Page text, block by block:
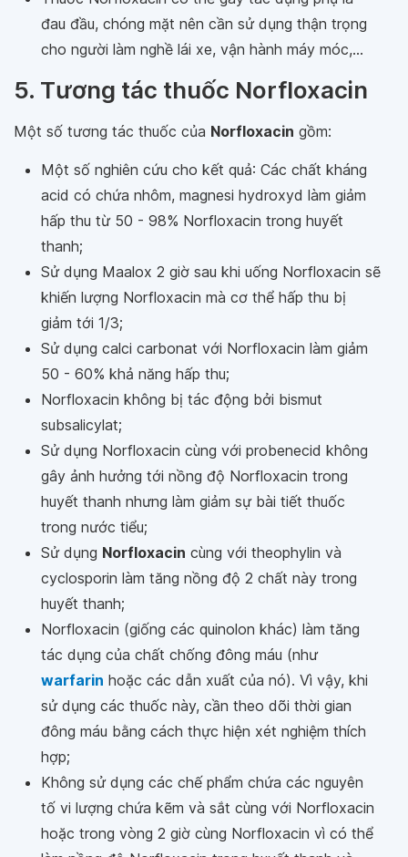
đau đầu, chóng mặt nên cần sử dụng thận trọng
cho người làm nghề lái xe, vận hành máy móc,...
5. Tương tác thuốc Norfloxacin
Một số tương tác thuốc của Norfloxacin gồm:
Một số nghiên cứu cho kết quả: Các chất kháng
acid có chứa nhôm, magnesi hydroxyd làm giảm
hấp thu từ 50 - 98% Norfloxacin trong huyết
thanh;
Sử dụng Maalox 2 giờ sau khi uống Norfloxacin sẽ
khiến lượng Norfloxacin mà cơ thể hấp thu bị
giảm tới 1/3;
Sử dụng calci carbonat với Norfloxacin làm giảm
50 - 60% khả năng hấp thu;
Norfloxacin không bị tác động bởi bismut
subsalicylat;
Sử dụng Norfloxacin cùng với probenecid không
gây ảnh hưởng tới nồng độ Norfloxacin trong
huyết thanh nhưng làm giảm sự bài tiết thuốc
trong nước tiểu;
Sử dụng Norfloxacin cùng với theophylin và
cyclosporin làm tăng nồng độ 2 chất này trong
huyết thanh;
Norfloxacin (giống các quinolon khác) làm tăng
tác dụng của chất chống đông máu (như
warfarin hoặc các dẫn xuất của nó). Vì vậy, khi
sử dụng các thuốc này, cần theo dõi thời gian
đông máu bằng cách thực hiện xét nghiệm thích
hợp;
Không sử dụng các chế phẩm chứa các nguyên
tố vi lượng chứa kẽm và sắt cùng với Norfloxacin
hoặc trong vòng 2 giờ cùng Norfloxacin vì có thể